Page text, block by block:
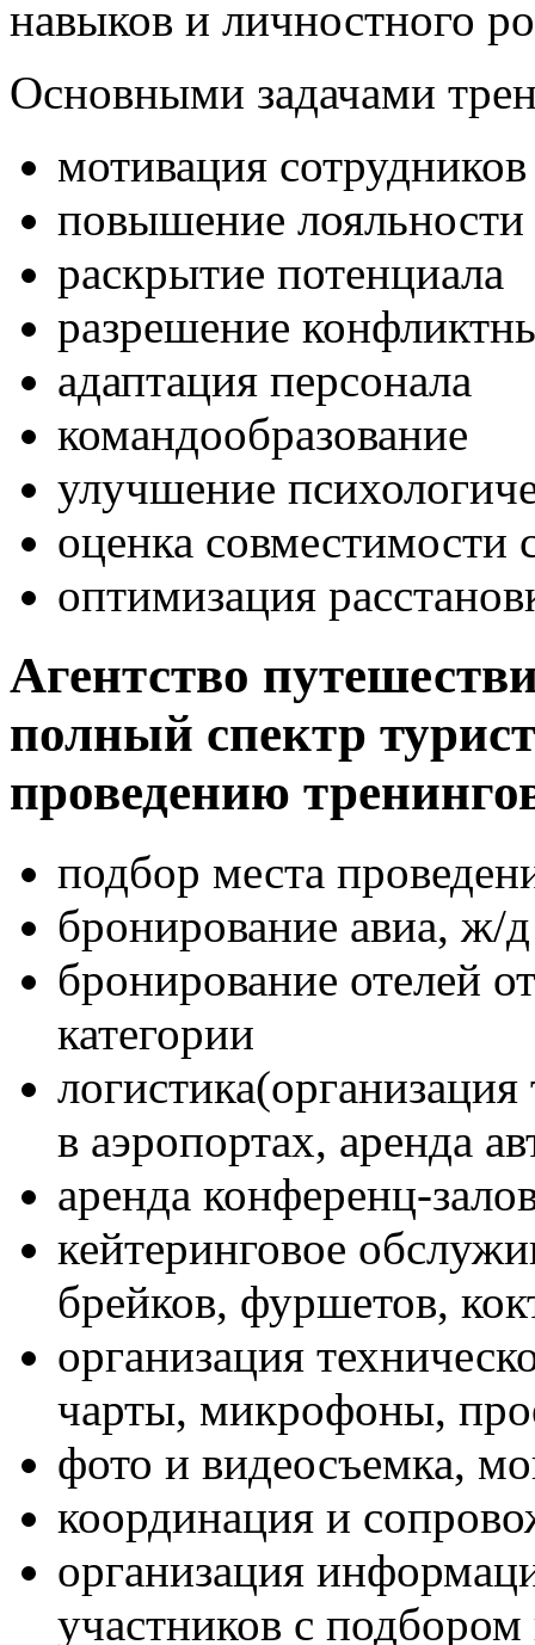
навыков и личностного
Основными задачами
мотивация сотрудников
повышение лояльности
раскрытие потенциала
разрешение
адаптация персонала
командообразование
улучшение
оценка совместимости
оптимизация
Агентство
полный спектр
проведению
подбор места
бронирование авиа, ж/
бронирование отелей
категории
в аэропортах, аренда
аренда конференц-
кейтеринговое
брейков, фуршетов,
организация
чарты, микрофоны,
фото и видеосъемка,
координация и
организация
участников с